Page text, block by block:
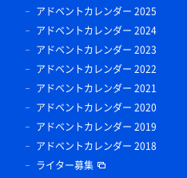
アドベントカレンダー 2025
アドベントカレンダー 2024
アドベントカレンダー 2023
アドベントカレンダー 2022
アドベントカレンダー 2021
アドベントカレンダー 2020
アドベントカレンダー 2019
アドベントカレンダー 2018
ライター募集